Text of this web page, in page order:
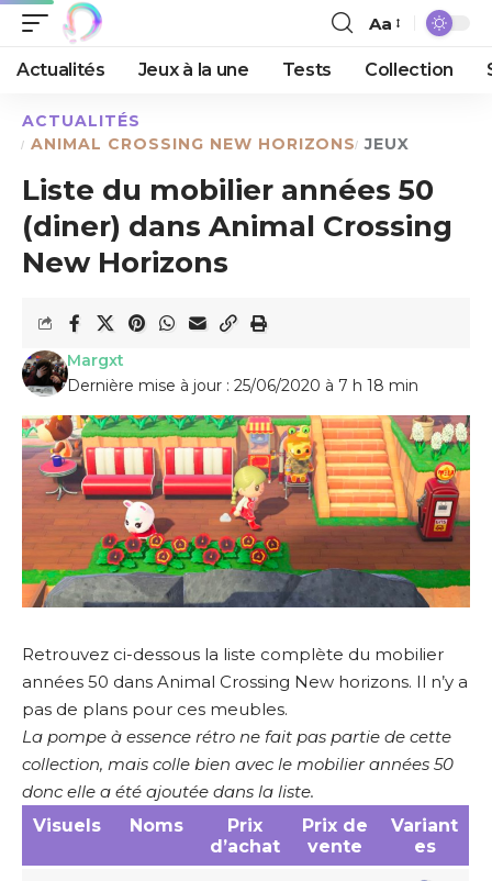
Aa
Actualités Jeux à la une Tests Collection
ACTUALITÉS
ANIMAL CROSSING NEW HORIZONS JEUX
Liste du mobilier années 50
(diner) dans Animal Crossing
New Horizons
Dernière mise à jour : 25/06/2020 à 7 h 18 min
Margxt
Retrouvez ci-dessous la liste complète du mobilier
années 50 dans Animal Crossing New horizons. Il n’y a
pas de plans pour ces meubles.
La pompe à essence rétro ne fait pas partie de cette
collection, mais colle bien avec le mobilier années 50
donc elle a été ajoutée dans la liste.
Visuels
Noms
Prix
d’achat
Prix de
vente
Variant
es